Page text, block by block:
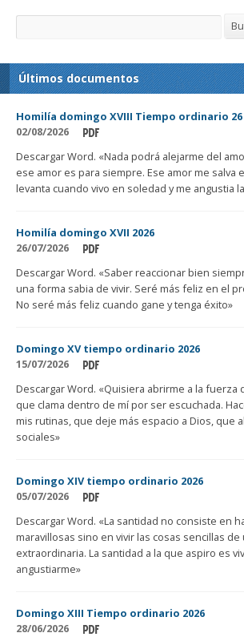
Buscar
Últimos documentos
Homilía domingo XVIII Tiempo ordinario 26
02/08/2026
Descargar Word. «Nada podrá alejarme del
ese amor es para siempre. Ese amor me salva
levanta cuando vivo en soledad y me angustia
Homilía domingo XVII 2026
26/07/2026
Descargar Word. «Saber reaccionar bien
una forma sabia de vivir. Seré más feliz en el
No seré más feliz cuando gane y tenga éxito»
Domingo XV tiempo ordinario 2026
15/07/2026
Descargar Word. «Quisiera abrirme a la fuerza
que clama dentro de mí por ser escuchada.
mis rutinas, que deje más espacio a Dios, que
sociales»
Domingo XIV tiempo ordinario 2026
05/07/2026
Descargar Word. «La santidad no consiste en
maravillosas sino en vivir las cosas sencillas de
extraordinaria. La santidad a la que aspiro es
angustiarme»
Domingo XIII Tiempo ordinario 2026
28/06/2026